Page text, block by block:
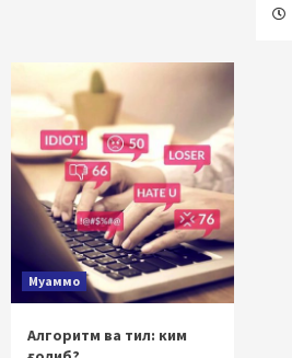
Муаммо
Алгоритм ва тил: ким